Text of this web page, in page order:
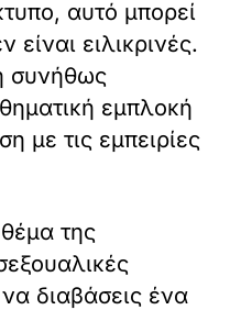
αυτό μπορεί
ειλικρινές.
συνήθως
εμπλοκή
με τις εμπειρίες
της
διαβάσεις ένα